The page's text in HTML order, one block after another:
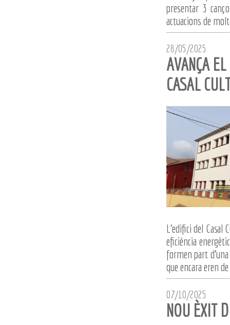
presentar 3
actuacions de
28/05/2025
AVANÇA
CASAL
L’edifici del
eficiència
formen part
que encara eren
07/10/2025
NOU ÈXIT